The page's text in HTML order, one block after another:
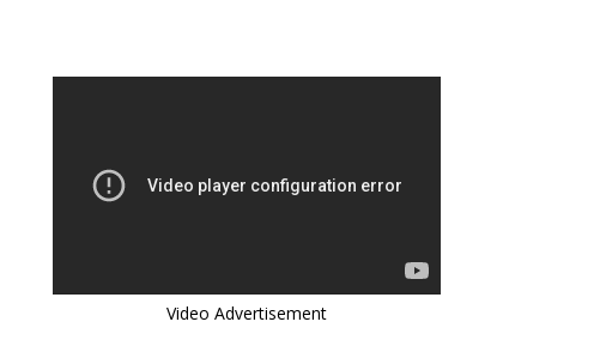
Video Advertisement